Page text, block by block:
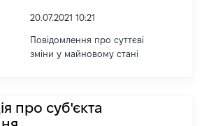
20.07.2021 10:21
Повідомлення про суттєві
зміни y майновому стані
про суб'єкта